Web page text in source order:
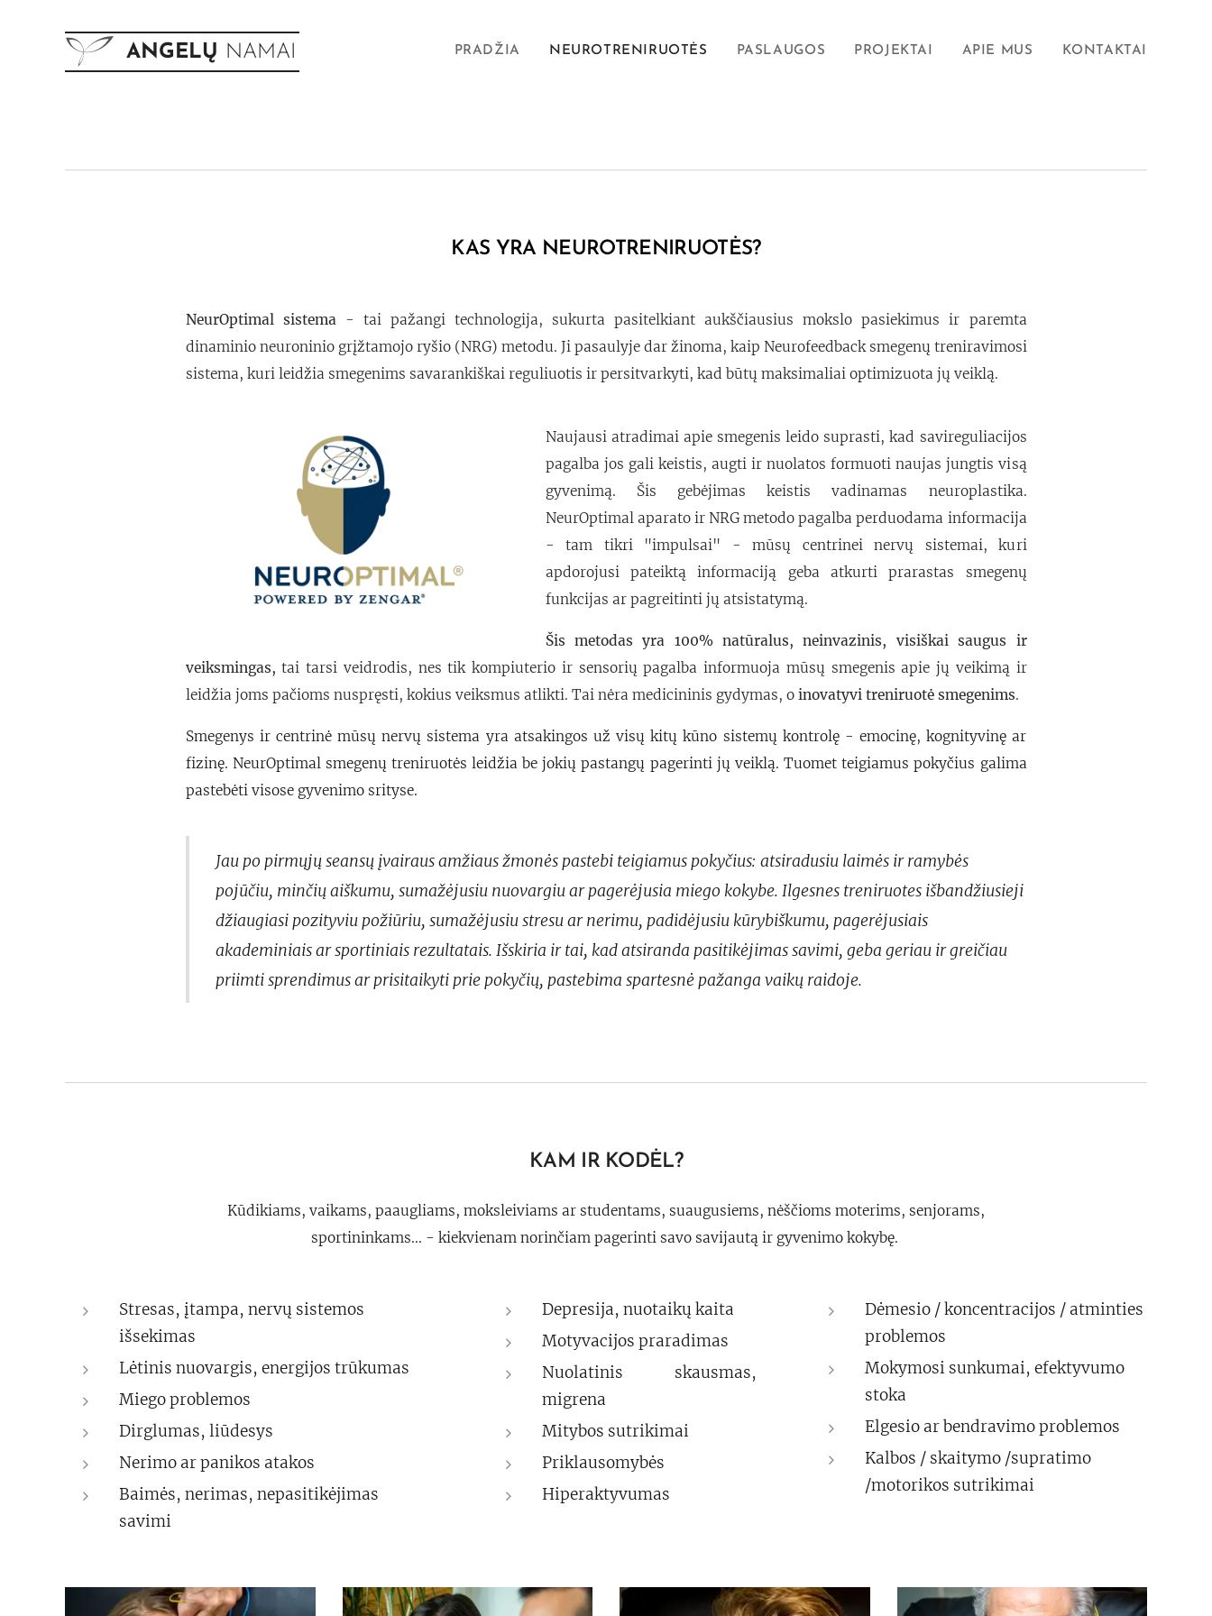
ANGELŲ NAMAI PRADŽIA NEUROTRENIRUOTĖS PASLAUGOS PROJEKTAI APIE MUS KONTAKTAI
KAS YRA NEUROTRENIRUOTĖS?
NeurOptimal sistema- tai pažangi technologija, sukurta pasitelkiant aukščiausius mokslo pasiekimus ir paremta
dinaminio neuroninio grįžtamojo ryšio (NRG) metodu. Ji pasaulyje dar žinoma, kaip Neurofeedback smegenų treniravimosi
sistema, kuri leidžia smegenims savarankiškai reguliuotis ir persitvarkyti, kad būtų maksimaliai optimizuota jų veiklą.
Naujausi atradimai apie smegenis leido suprasti, kad savireguliacijos
pagalba jos gali keistis, augti ir nuolatos formuoti naujas jungtis visą
gyvenimą. Šis gebėjimas keistis vadinamas neuroplastika.
NeurOptimal aparato ir NRG metodo pagalba perduodama informacija
- tam tikri "impulsai" - mūsų centrinei nervų sistemai, kuri
apdorojusi pateiktą informaciją geba atkurti prarastas smegenų
funkcijas ar pagreitinti jų atsistatymą.
Šis metodas yra 100% natūralus, neinvazinis, visiškai saugus ir
veiksmingas, tai tarsi veidrodis, nes tik kompiuterio ir sensorių pagalba informuoja mūsų smegenis apie jų veikimą ir
leidžia joms pačioms nuspręsti, kokius veiksmus atlikti. Tai nėra medicininis gydymas, o inovatyvi treniruotė smegenims.
Smegenys ir centrinė mūsų nervų sistema yra atsakingos už visų kitų kūno sistemų kontrolę - emocinę, kognityvinę ar
fizinę. NeurOptimal smegenų treniruotės leidžia be jokių pastangų pagerinti jų veiklą. Tuomet teigiamus pokyčius galima
pastebėti visose gyvenimo srityse.
Jau po pirmųjų seansų įvairaus amžiaus žmonės pastebi teigiamus pokyčius: atsiradusiu laimės ir ramybės
pojūčiu, minčių aiškumu, sumažėjusiu nuovargiu ar pagerėjusia miego kokybe. Ilgesnes treniruotes išbandžiusieji
džiaugiasi pozityviu požiūriu, sumažėjusiu stresu ar nerimu, padidėjusiu kūrybiškumu, pagerėjusiais
akademiniais ar sportiniais rezultatais. Išskiria ir tai, kad atsiranda pasitikėjimas savimi, geba geriau ir greičiau
priimti sprendimus ar prisitaikyti prie pokyčių, pastebima spartesnė pažanga vaikų raidoje.
KAM IR KODĖL?
Kūdikiams, vaikams, paaugliams, moksleiviams ar studentams, suaugusiems, nėščioms moterims, senjorams,
sportininkams... - kiekvienam norinčiam pagerinti savo savijautą ir gyvenimo kokybę.
Stresas, įtampa, nervų sistemos
išsekimas
Lėtinis nuovargis, energijos trūkumas
Miego problemos
Dirglumas, liūdesys
Nerimo ar panikos atakos
Baimės, nerimas, nepasitikėjimas
savimi
Depresija, nuotaikų kaita
Motyvacijos praradimas
Nuolatinis skausmas,
migrena
Mitybos sutrikimai
Priklausomybės
Hiperaktyvumas
Dėmesio / koncentracijos / atminties
problemos
Mokymosi sunkumai, efektyvumo
stoka
Elgesio ar bendravimo problemos
Kalbos / skaitymo /supratimo
/motorikos sutrikimai